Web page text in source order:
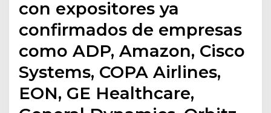
con expositores ya
confirmados de empresas
como ADP, Amazon, Cisco
Systems, COPA Airlines,
EON, GE Healthcare,